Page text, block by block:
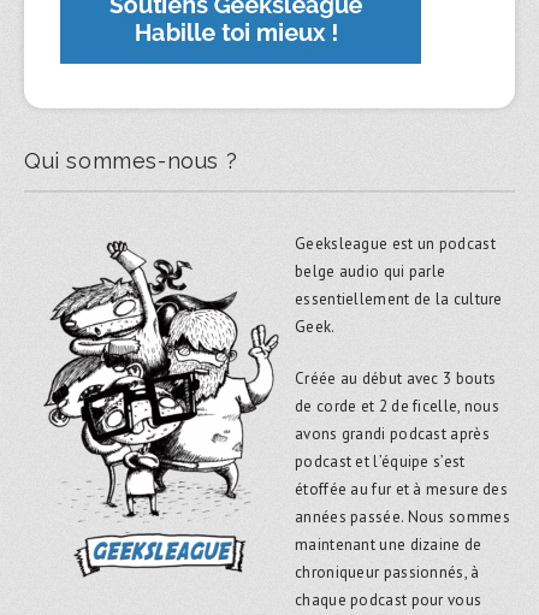
Qui sommes-nous ?
Geeksleague est un podcast
belge audio qui parle
essentiellement de la culture
Geek.
Créée au début avec 3 bouts
de corde et 2 de ficelle, nous
avons grandi podcast après
podcast et l’équipe s’est
étoffée au fur et à mesure des
années passée. Nous sommes
maintenant une dizaine de
chroniqueur passionnés, à
chaque podcast pour vous